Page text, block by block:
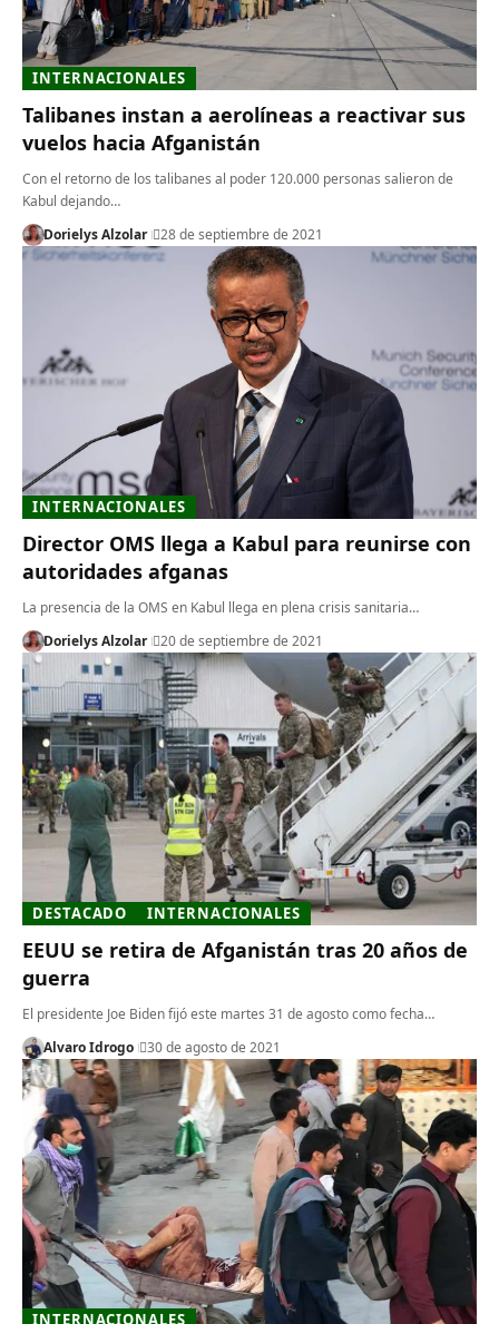
INTERNACIONALES
Talibanes instan a aerolíneas a reactivar sus
vuelos hacia Afganistán
Con el retorno de los talibanes al poder 120.000 personas salieron de
Kabul dejando…
Dorielys Alzolar
28 de septiembre de 2021
INTERNACIONALES
Director OMS llega a Kabul para reunirse con
autoridades afganas
La presencia de la OMS en Kabul llega en plena crisis sanitaria…
Dorielys Alzolar
20 de septiembre de 2021
DESTACADO INTERNACIONALES
EEUU se retira de Afganistán tras 20 años de
guerra
El presidente Joe Biden fijó este martes 31 de agosto como fecha…
Alvaro Idrogo
30 de agosto de 2021
INTERNACIONALES